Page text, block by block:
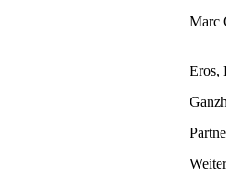
Marc
Eros,